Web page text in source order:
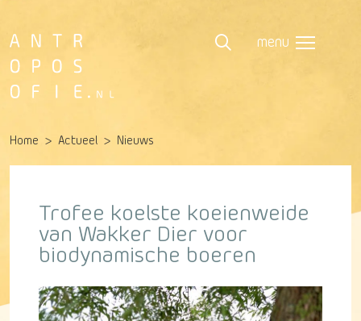
menu
Home Actueel Nieuws
Trofee koelste koeienweide
van Wakker Dier voor
biodynamische boeren